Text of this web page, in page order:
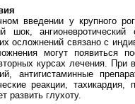
введении у крупного
шок,
осложнений связано с
могут появиться
курсах лечения. При
антигистаминные
реакции,
развить глухоту.